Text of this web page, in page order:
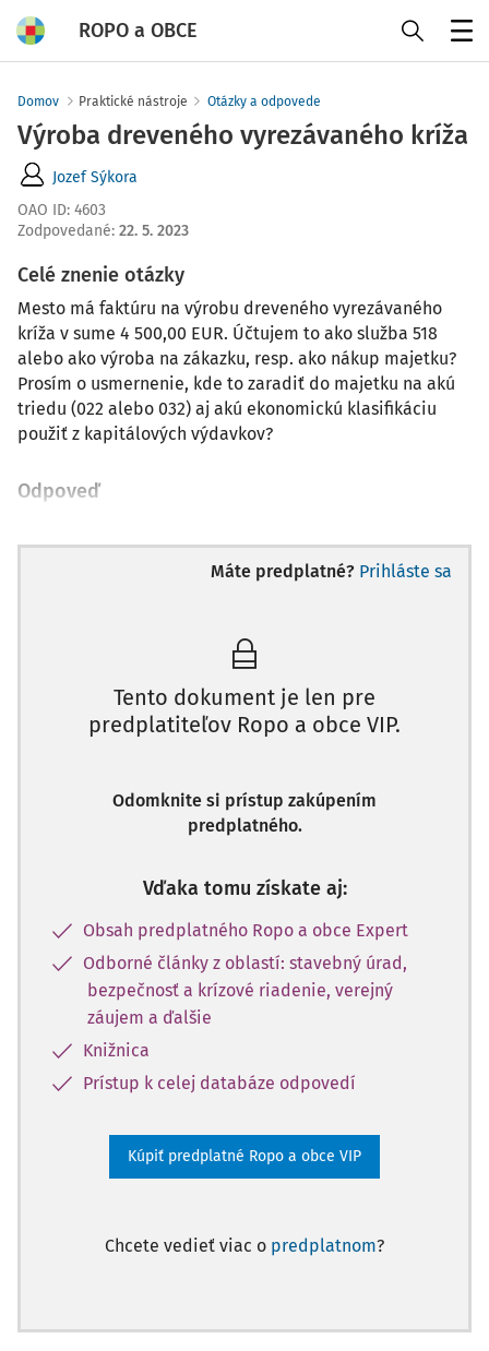
ROPO a OBCE
Domov Praktické nástroje Otázky a odpovede
Výroba dreveného vyrezávaného kríža
Jozef Sýkora
OAO ID: 4603
Zodpovedané: 22. 5. 2023
Celé znenie otázky
Mesto má faktúru na výrobu dreveného vyrezávaného
kríža v sume 4 500,00 EUR. Účtujem to ako služba 518
alebo ako výroba na zákazku, resp. ako nákup majetku?
Prosím o usmernenie, kde to zaradiť do majetku na akú
triedu (022 alebo 032) aj akú ekonomickú klasifikáciu
použiť z kapitálových výdavkov?
Odpoveď
Máte predplatné? Prihláste sa
Tento dokument je len pre
predplatiteľov Ropo a obce VIP.
Odomknite si prístup zakúpením
predplatného.
Vďaka tomu získate aj:
Obsah predplatného Ropo a obce Expert
Odborné články z oblastí: stavebný úrad,
bezpečnosť a krízové riadenie, verejný
záujem a ďalšie
Knižnica
Prístup k celej databáze odpovedí
Kúpiť predplatné Ropo a obce VIP
Chcete vedieť viac o predplatnom?